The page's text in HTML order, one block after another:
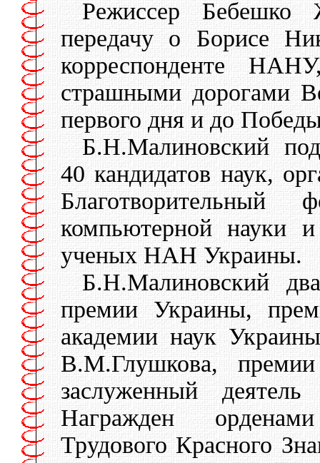
Режиссер Бебешко
передачу о Борисе
корреспонденте
страшными дорогами
первого дня и до
Б.Н.Малиновский
40 кандидатов наук,
компьютерной науки
ученых НАН Украины.
Б.Н.Малиновский
премии Украины,
академии наук
В.М.Глушкова,
заслуженный
Награжден
Трудового Красного